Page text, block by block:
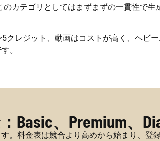
カテゴリとしてはまずまずの一貫性で
レジット、動画はコストが高く、ヘビ
。
Basic、Premium、
。料金表は競合より高めから始まり、登